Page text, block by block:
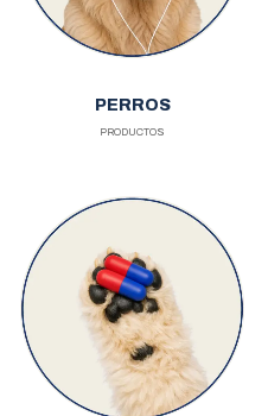
PERROS
PRODUCTOS